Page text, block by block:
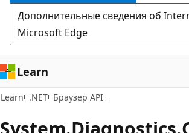
Дополнительные сведения об
Microsoft Edge
Learn
Learn .NET Браузер API